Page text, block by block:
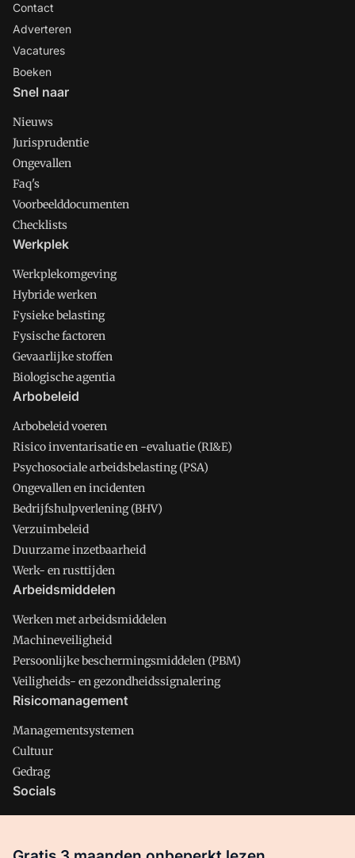
Contact
Adverteren
Vacatures
Boeken
Snel naar
Nieuws
Jurisprudentie
Ongevallen
Faq's
Voorbeelddocumenten
Checklists
Werkplek
Werkplekomgeving
Hybride werken
Fysieke belasting
Fysische factoren
Gevaarlijke stoffen
Biologische agentia
Arbobeleid
Arbobeleid voeren
Risico inventarisatie en -evaluatie (RI&E)
Psychosociale arbeidsbelasting (PSA)
Ongevallen en incidenten
Bedrijfshulpverlening (BHV)
Verzuimbeleid
Duurzame inzetbaarheid
Werk- en rusttijden
Arbeidsmiddelen
Werken met arbeidsmiddelen
Machineveiligheid
Persoonlijke beschermingsmiddelen (PBM)
Veiligheids- en gezondheidssignalering
Risicomanagement
Managementsystemen
Cultuur
Gedrag
Socials